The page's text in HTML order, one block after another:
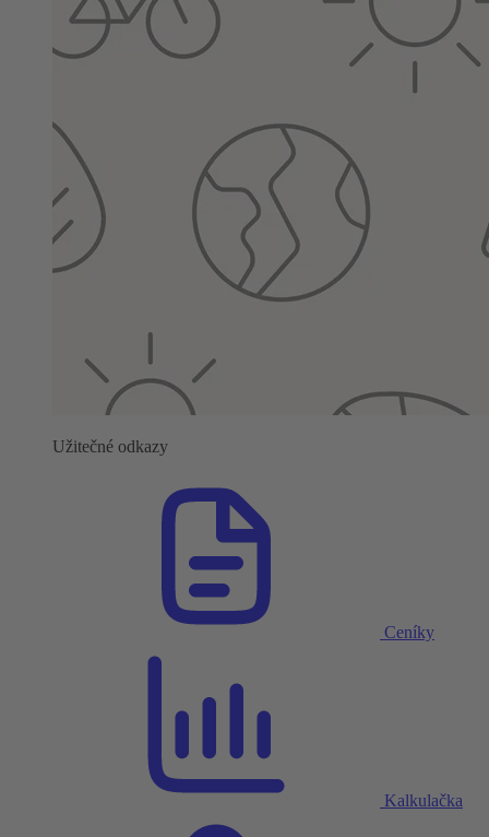
Užitečné odkazy
Ceníky
Kalkulačka